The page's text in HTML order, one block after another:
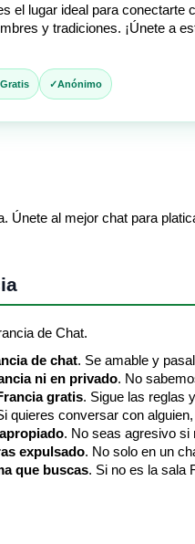
el lugar ideal para conectarte
y tradiciones. ¡Únete a
Gratis Anónimo
Únete al mejor chat para
de Chat.
de chat. Se amable y
ni en privado. No
gratis. Sigue las reglas
quieres conversar con
. No seas agresivo si
expulsado. No solo en un
que buscas. Si no es la sala